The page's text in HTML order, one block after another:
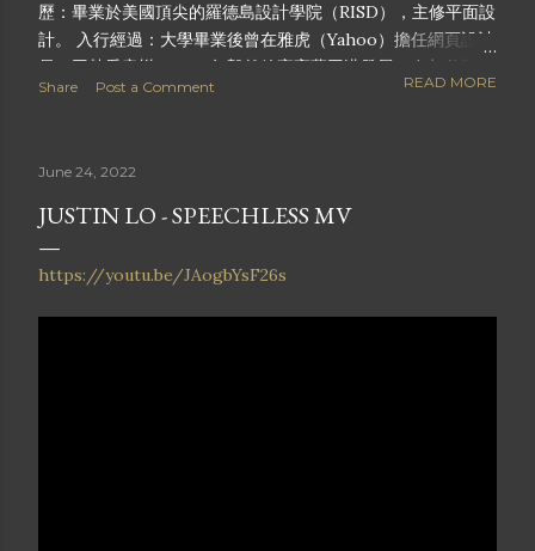
歷：畢業於美國頂尖的羅德島設計學院（RISD），主修平面設
計。 入行經過：大學畢業後曾在雅虎（Yahoo）擔任網頁設計
員。因熱愛音樂，2003年毅然放棄高薪回港發展。在叔父羅尚
正（Ted Lo）介紹下認識著名音樂監製雷頌德，並簽約加入其
Night》的監製而備受矚目。同年他推出個人首張專輯
《Justin》，憑主打歌《好人》及《命硬》橫掃各大頒獎典禮
的新人獎金獎，以新人姿態進軍香港紅磡體育館開演唱會，創
必點之選，代表作包括：《命硬》《好人》《男人KTV》（橫
掃2007年四大頒獎禮十大歌曲獎）《美麗之最》《Kong》
Share Post a Comment READ MORE
June 24, 2022
JUSTIN LO - SPEECHLESS MV
https://youtu.be/JAogbYsF26s